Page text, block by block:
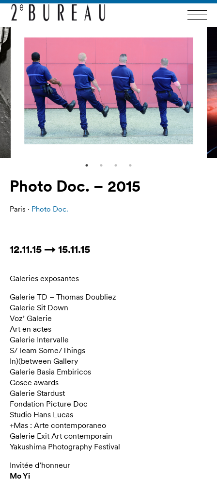
Photo Doc. – 2015
Paris · Photo Doc.
12.11.15 → 15.11.15
Galeries exposantes
Galerie TD – Thomas Doubliez
Galerie Sit Down
Voz’ Galerie
Art en actes
Galerie Intervalle
S/Team Some/Things
In)(between Gallery
Galerie Basia Embiricos
Gosee awards
Galerie Stardust
Fondation Picture Doc
Studio Hans Lucas
+Mas : Arte contemporaneo
Galerie Exit Art contemporain
Yakushima Photography Festival
Invitée d’honneur
Mo Yi